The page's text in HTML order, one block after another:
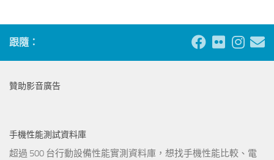
跟隨：
贊助影音廣告
手機性能測試資料庫
超過 500 台行動設備性能實測資料庫，想找手機性能比較、電